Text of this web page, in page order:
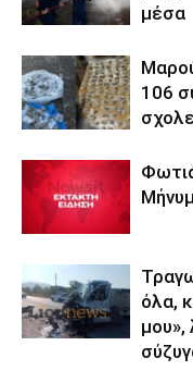
μέσα
106
όλα,
μου»,